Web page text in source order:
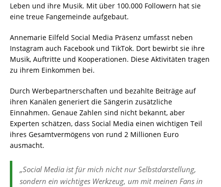
Leben und ihre Musik. Mit über 100.000 Followern hat sie
eine treue Fangemeinde aufgebaut.
Annemarie Eilfeld Social Media Präsenz umfasst neben
Instagram auch Facebook und TikTok. Dort bewirbt sie ihre
Musik, Auftritte und Kooperationen. Diese Aktivitäten tragen
zu ihrem Einkommen bei.
Durch Werbepartnerschaften und bezahlte Beiträge auf
ihren Kanälen generiert die Sängerin zusätzliche
Einnahmen. Genaue Zahlen sind nicht bekannt, aber
Experten schätzen, dass Social Media einen wichtigen Teil
ihres Gesamtvermögens von rund 2 Millionen Euro
ausmacht.
„Social Media ist für mich nicht nur Selbstdarstellung,
sondern ein wichtiges Werkzeug, um mit meinen Fans in